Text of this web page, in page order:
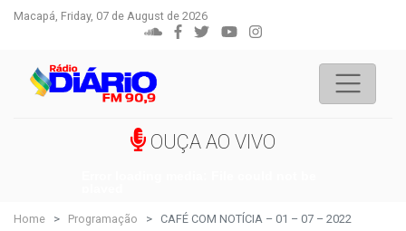
Macapá, Friday, 07 de August de 2026
OUÇA AO VIVO
Home Programação CAFÉ COM NOTÍCIA – 01 – 07 – 2022